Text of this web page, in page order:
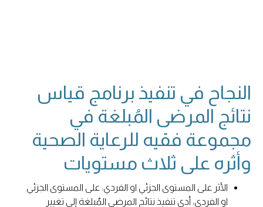
النجاح في تنفيذ برنامج قياس
نتائج المرضى المُبلغة في
مجموعة فقيه للرعاية الصحية
وأثره على ثلاث مستويات
الأثر على المستوى الجزئي او الفردي: على المستوى الجزئي
او الفردي، أدى تنفيذ نتائج المرضى المُبلغة إلى تغيير